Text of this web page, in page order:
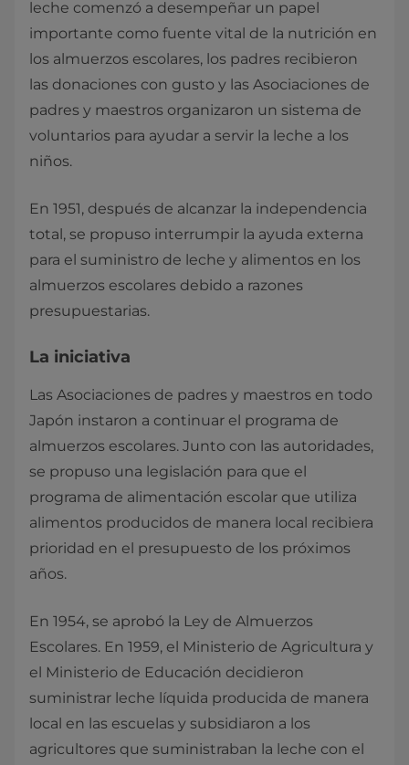
leche comenzó a desempeñar un papel
importante como fuente vital de la nutrición en
los almuerzos escolares, los padres recibieron
las donaciones con gusto y las Asociaciones de
padres y maestros organizaron un sistema de
voluntarios para ayudar a servir la leche a los
niños.
En 1951, después de alcanzar la independencia
total, se propuso interrumpir la ayuda externa
para el suministro de leche y alimentos en los
almuerzos escolares debido a razones
presupuestarias.
La iniciativa
Las Asociaciones de padres y maestros en todo
Japón instaron a continuar el programa de
almuerzos escolares. Junto con las autoridades,
se propuso una legislación para que el
programa de alimentación escolar que utiliza
alimentos producidos de manera local recibiera
prioridad en el presupuesto de los próximos
años.
En 1954, se aprobó la Ley de Almuerzos
Escolares. En 1959, el Ministerio de Agricultura y
el Ministerio de Educación decidieron
suministrar leche líquida producida de manera
local en las escuelas y subsidiaron a los
agricultores que suministraban la leche con el